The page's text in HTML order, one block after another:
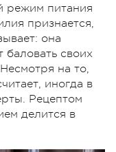
режим питания
признается,
она
своих
на то,
иногда в
Рецептом
делится в